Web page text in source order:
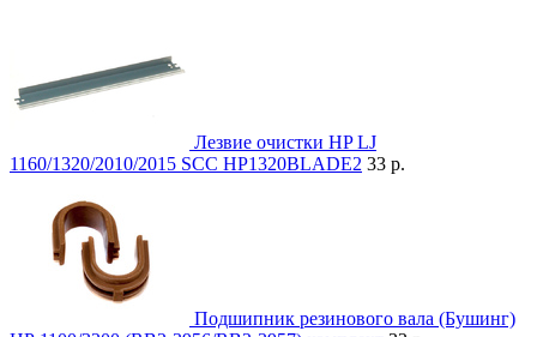
Лезвие очистки HP LJ
1160/1320/2010/2015 SCC HP1320BLADE2 33 р.
Подшипник резинового вала (Бушинг)